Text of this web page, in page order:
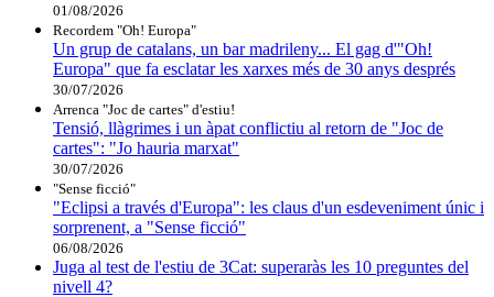
01/08/2026
Recordem "Oh! Europa"
Un grup de catalans, un bar madrileny... El gag d'"Oh!
Europa" que fa esclatar les xarxes més de 30 anys després
30/07/2026
Arrenca "Joc de cartes" d'estiu!
Tensió, llàgrimes i un àpat conflictiu al retorn de "Joc de
cartes": "Jo hauria marxat"
30/07/2026
"Sense ficció"
"Eclipsi a través d'Europa": les claus d'un esdeveniment únic i
sorprenent, a "Sense ficció"
06/08/2026
Juga al test de l'estiu de 3Cat: superaràs les 10 preguntes del
nivell 4?